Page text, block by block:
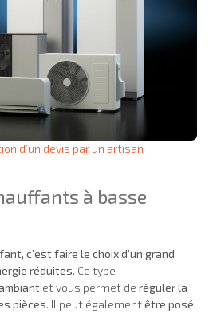
d’un devis par un artisan
à basse
c’est faire le choix d’un grand
réduites. Ce type
et vous permet de réguler la
pièces. Il peut égalementêtre posé